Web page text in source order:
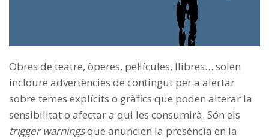
Obres de teatre, òperes, pel·lícules, llibres… solen
incloure advertències de contingut per a alertar
sobre temes explícits o gràfics que poden alterar la
sensibilitat o afectar a qui les consumirà. Són els
trigger warningsque anuncien la presència en la